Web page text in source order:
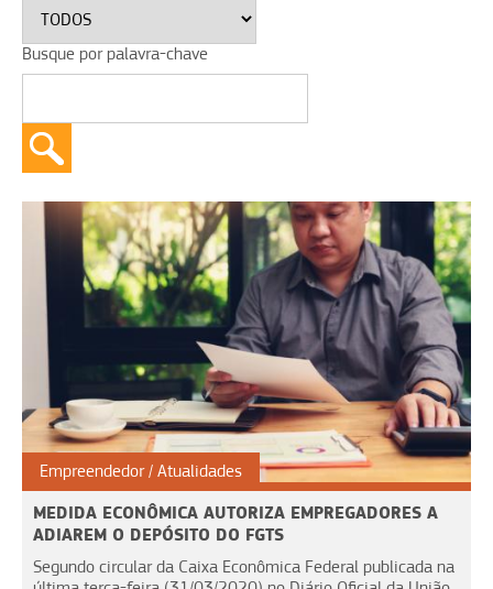
Busque por palavra-chave
Empreendedor Atualidades
MEDIDA ECONÔMICA AUTORIZA EMPREGADORES A
ADIAREM O DEPÓSITO DO FGTS
Segundo circular da Caixa Econômica Federal publicada na